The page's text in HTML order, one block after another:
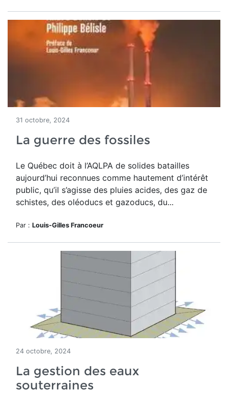
31 octobre, 2024
La guerre des fossiles
Le Québec doit à l’AQLPA de solides batailles
aujourd’hui reconnues comme hautement d’intérêt
public, qu’il s’agisse des pluies acides, des gaz de
schistes, des oléoducs et gazoducs, du...
Par : Louis-Gilles Francoeur
24 octobre, 2024
La gestion des eaux
souterraines